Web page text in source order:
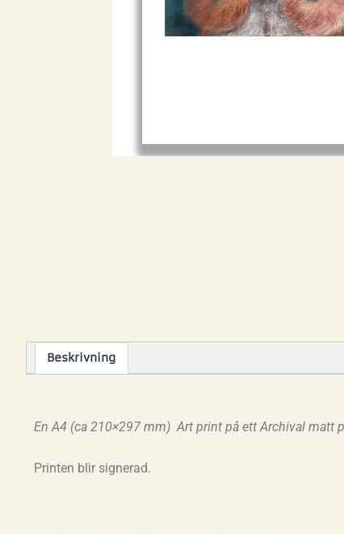
Beskrivning
En A4 (ca 210×297 mm) Art print på ett Archival matt
Printen blir signerad.